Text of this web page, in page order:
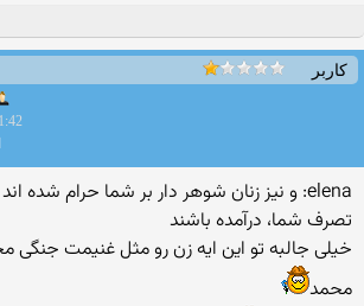
کاربر
تصرف شما، درآمده باشند
خیلی جالبه تو این ایه زن رو مثل غنیمت
محمد